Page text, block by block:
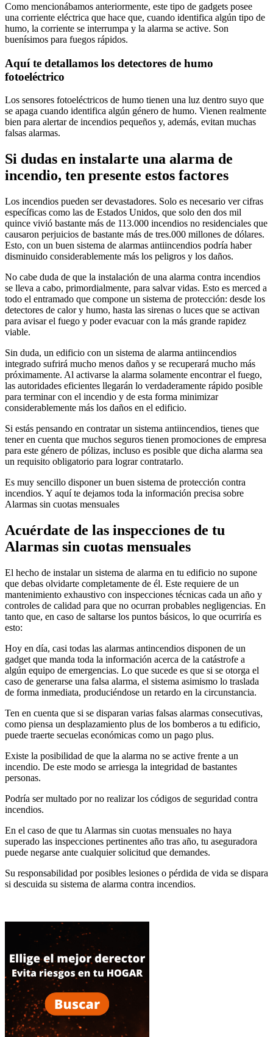
Como mencionábamos anteriormente, este tipo de gadgets posee
una corriente eléctrica que hace que, cuando identifica algún tipo de
humo, la corriente se interrumpa y la alarma se active. Son
buenísimos para fuegos rápidos.
Aquí te detallamos los detectores de humo
fotoeléctrico
Los sensores fotoeléctricos de humo tienen una luz dentro suyo que
se apaga cuando identifica algún género de humo. Vienen realmente
bien para alertar de incendios pequeños y, además, evitan muchas
falsas alarmas.
Si dudas en instalarte una alarma de
incendio, ten presente estos factores
Los incendios pueden ser devastadores. Solo es necesario ver cifras
específicas como las de Estados Unidos, que solo den dos mil
quince vivió bastante más de 113.000 incendios no residenciales que
causaron perjuicios de bastante más de tres.000 millones de dólares.
Esto, con un buen sistema de alarmas antiincendios podría haber
disminuido considerablemente más los peligros y los daños.
No cabe duda de que la instalación de una alarma contra incendios
se lleva a cabo, primordialmente, para salvar vidas. Esto es merced a
todo el entramado que compone un sistema de protección: desde los
detectores de calor y humo, hasta las sirenas o luces que se activan
para avisar el fuego y poder evacuar con la más grande rapidez
viable.
Sin duda, un edificio con un sistema de alarma antiincendios
integrado sufrirá mucho menos daños y se recuperará mucho más
próximamente. Al activarse la alarma solamente encontrar el fuego,
las autoridades eficientes llegarán lo verdaderamente rápido posible
para terminar con el incendio y de esta forma minimizar
considerablemente más los daños en el edificio.
Si estás pensando en contratar un sistema antiincendios, tienes que
tener en cuenta que muchos seguros tienen promociones de empresa
para este género de pólizas, incluso es posible que dicha alarma sea
un requisito obligatorio para lograr contratarlo.
Es muy sencillo disponer un buen sistema de protección contra
incendios. Y aquí te dejamos toda la información precisa sobre
Alarmas sin cuotas mensuales
Acuérdate de las inspecciones de tu
Alarmas sin cuotas mensuales
El hecho de instalar un sistema de alarma en tu edificio no supone
que debas olvidarte completamente de él. Este requiere de un
mantenimiento exhaustivo con inspecciones técnicas cada un año y
controles de calidad para que no ocurran probables negligencias. En
tanto que, en caso de saltarse los puntos básicos, lo que ocurriría es
esto:
Hoy en día, casi todas las alarmas antincendios disponen de un
gadget que manda toda la información acerca de la catástrofe a
algún equipo de emergencias. Lo que sucede es que si se otorga el
caso de generarse una falsa alarma, el sistema asimismo lo traslada
de forma inmediata, produciéndose un retardo en la circunstancia.
Ten en cuenta que si se disparan varias falsas alarmas consecutivas,
como piensa un desplazamiento plus de los bomberos a tu edificio,
puede traerte secuelas económicas como un pago plus.
Existe la posibilidad de que la alarma no se active frente a un
incendio. De este modo se arriesga la integridad de bastantes
personas.
Podría ser multado por no realizar los códigos de seguridad contra
incendios.
En el caso de que tu Alarmas sin cuotas mensuales no haya
superado las inspecciones pertinentes año tras año, tu aseguradora
puede negarse ante cualquier solicitud que demandes.
Su responsabilidad por posibles lesiones o pérdida de vida se dispara
si descuida su sistema de alarma contra incendios.